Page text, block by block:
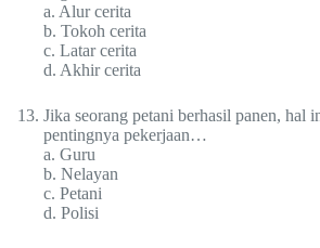
a. Alur cerita
b. Tokoh cerita
c. Latar cerita
d. Akhir cerita
Jika seorang petani berhasil panen, hal
pentingnya pekerjaan…
a. Guru
b. Nelayan
c. Petani
d. Polisi